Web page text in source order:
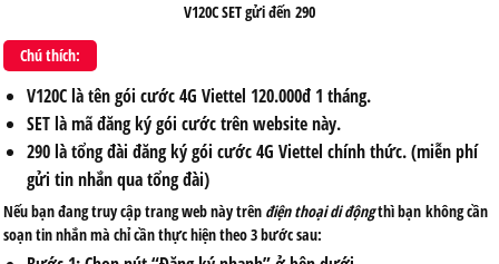
V120C SETgửi đến 290
Chú thích:
V120Clà tên gói cước 4G Viettel 120.000đ 1 tháng.
SETlà mã đăng ký gói cước trên website này.
290là tổng đài đăng ký gói cước 4G Viettel chính thức. (miễn phí
gửi tin nhắn qua tổng đài)
Nếu bạn đang truy cập trang web này trên điện thoại di độngthì bạn không cần
soạn tin nhắn mà chỉ cần thực hiện theo 3 bước sau: